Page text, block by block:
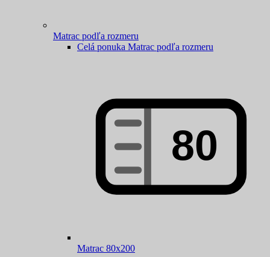
Matrac podľa rozmeru
Celá ponuka Matrac podľa rozmeru
Matrac 80x200